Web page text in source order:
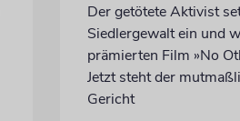
Der getötete Aktivist
Siedlergewalt ein und
prämierten Film »No
Jetzt steht der
Gericht